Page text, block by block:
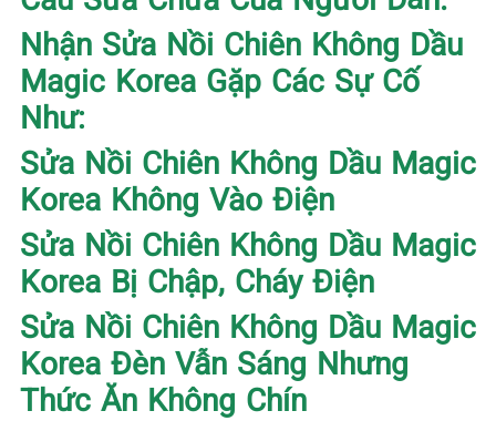
Nhận Sửa Nồi Chiên Không Dầu
Magic Korea Gặp Các Sự Cố
Như:
Sửa Nồi Chiên Không Dầu Magic
Korea Không Vào Điện
Sửa Nồi Chiên Không Dầu Magic
Korea Bị Chập, Cháy Điện
Sửa Nồi Chiên Không Dầu Magic
Korea Đèn Vẫn Sáng Nhưng
Thức Ăn Không Chín